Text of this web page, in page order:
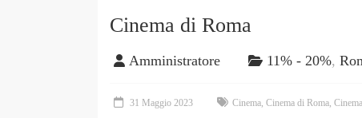
Cinema di Roma
Amministratore 11% - 20%,
31 Maggio 2023 Cinema, Cinema di Roma,